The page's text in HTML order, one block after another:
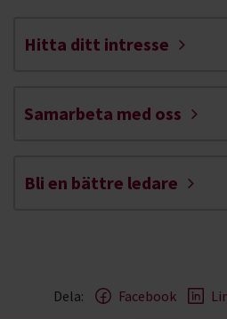
Hitta ditt intresse
Samarbeta med oss
Bli en bättre ledare
Dela: Facebook